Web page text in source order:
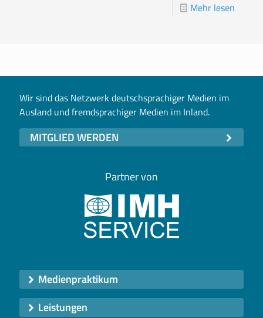
Mehr lesen
Wir sind das Netzwerk deutschsprachiger Medien im
Ausland und fremdsprachiger Medien im Inland.
MITGLIED WERDEN
Partner von
Medienpraktikum
Leistungen